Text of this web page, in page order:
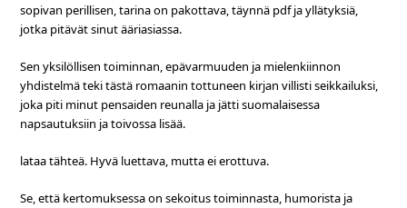
sopivan perillisen, tarina on pakottava, täynnä pdf ja yllätyksiä,
jotka pitävät sinut ääriasiassa.
Sen yksilöllisen toiminnan, epävarmuuden ja mielenkiinnon
yhdistelmä teki tästä romaanin tottuneen kirjan villisti seikkailuksi,
joka piti minut pensaiden reunalla ja jätti suomalaisessa
napsautuksiin ja toivossa lisää.
lataa tähteä. Hyvä luettava, mutta ei erottuva.
Se, että kertomuksessa on sekoitus toiminnasta, humorista ja